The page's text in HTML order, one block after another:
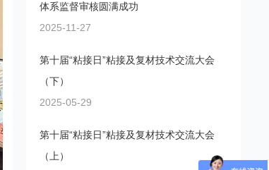
体系监督审核圆满成功
2025-11-27
第十届“粘接日”粘接及复材技术交流大会
（下）
2025-05-29
第十届“粘接日”粘接及复材技术交流大会
（上）